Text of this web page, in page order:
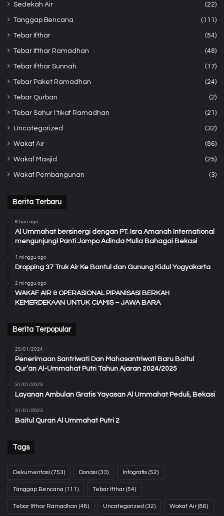
Sedekah Air (22)
Tanggap Bencana (111)
Tebar Ifthar (54)
Tebar Ifthar Ramadhan (48)
Tebar Ifthar Sunnah (17)
Tebar Paket Ramadhan (24)
Tebar Qurban (2)
Tebar Sahur I'tikaf Ramadhan (21)
Uncategorized (32)
Wakaf Air (86)
Wakaf Masjid (25)
Wakaf Pembangunan (3)
Berita Terbaru
6 hari ago
Al Ummahat bersinergi dengan PT. Isra Amanah International
mengunjungi Panti Jompo Adinda Mulia Bahagai Bekasi
1 minggu ago
Dropping 37 Truk Air Ke Bantul dan Gunung Kidul Yogyakarta
2 minggu ago
WAKAF AIR & OPERASIONAL PIPANISASI BERKAH
KEMERDEKAAN UNTUK CIAMIS – JAWA BARA
Berita Terpopular
25/01/2024
Penerimaan Santriwati Dan Mahasantriwati Baru Baitul
Qur’an Al-Ummahat Putri Tahun Ajaran 2024/2025
31/01/2023
Layanan Ambulan Gratis Yayasan Al Ummahat Peduli, Bekasi
31/01/2023
Baitul Quran Al Ummahat Putri 2
Tags
Dekumentasi (753) Donasi (33) Infografis (52)
Tanggap Bencana (111) Tebar Ifthar(54)
Tebar Ifthar Ramadhan (48) Uncategorized (32) Wakaf Air(86)